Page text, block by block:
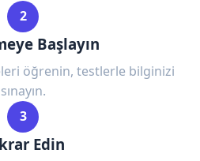
2
Başlayın
öğrenin, testlerle bilginizi
sınayın.
3
Edin